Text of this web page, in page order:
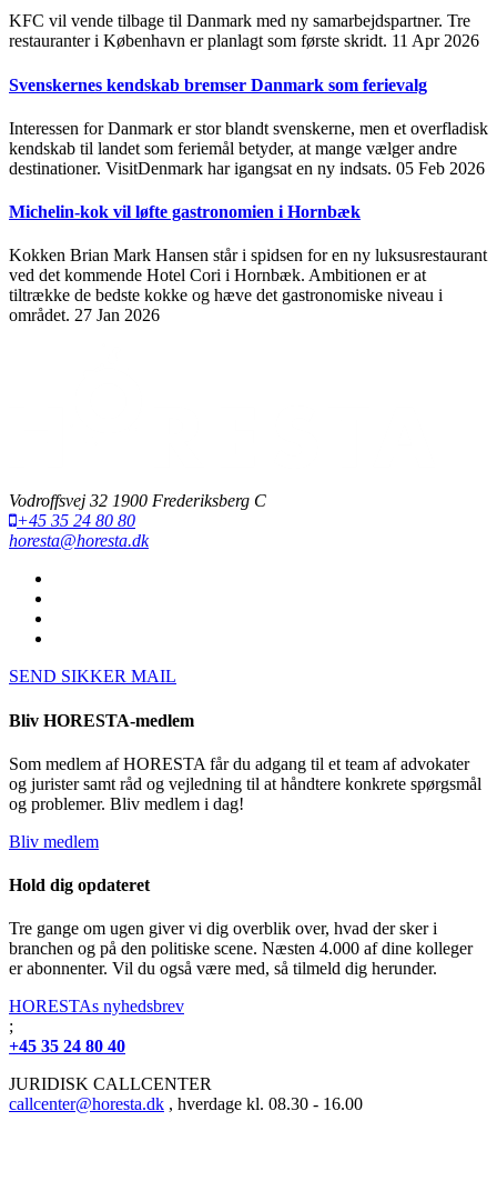
KFC vil vende tilbage til Danmark med ny samarbejdspartner. Tre
restauranter i København er planlagt som første skridt. 11 Apr 2026
Svenskernes kendskab bremser Danmark som ferievalg
Interessen for Danmark er stor blandt svenskerne, men et overfladisk
kendskab til landet som feriemål betyder, at mange vælger andre
destinationer. VisitDenmark har igangsat en ny indsats. 05 Feb 2026
Michelin-kok vil løfte gastronomien i Hornbæk
Kokken Brian Mark Hansen står i spidsen for en ny luksusrestaurant
ved det kommende Hotel Cori i Hornbæk. Ambitionen er at
tiltrække de bedste kokke og hæve det gastronomiske niveau i
området. 27 Jan 2026
Vodroffsvej 32 1900 Frederiksberg C
+45 35 24 80 80
horesta@horesta.dk
SEND SIKKER MAIL
Bliv HORESTA-medlem
Som medlem af HORESTA får du adgang til et team af advokater
og jurister samt råd og vejledning til at håndtere konkrete spørgsmål
og problemer. Bliv medlem i dag!
Bliv medlem
Hold dig opdateret
Tre gange om ugen giver vi dig overblik over, hvad der sker i
branchen og på den politiske scene. Næsten 4.000 af dine kolleger
er abonnenter. Vil du også være med, så tilmeld dig herunder.
HORESTAs nyhedsbrev
;
+45 35 24 80 40
JURIDISK CALLCENTER
callcenter@horesta.dk , hverdage kl. 08.30 - 16.00